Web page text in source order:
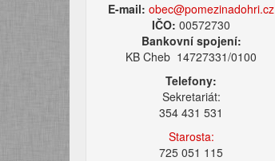
E-mail: obec@pomezinadohri.cz
IČO:00572730
Bankovní spojení:
KB Cheb 14727331/0100
Telefony:
Sekretariát:
354 431 531
Starosta:
725 051 115